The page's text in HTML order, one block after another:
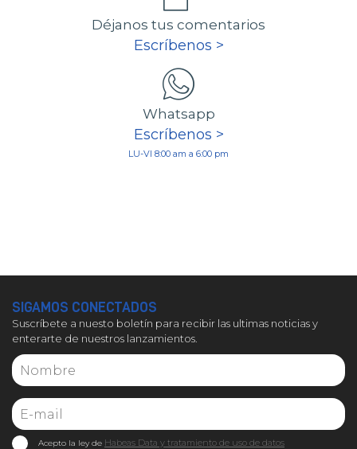
Déjanos tus comentarios
Escríbenos >
Whatsapp
Escríbenos >
LU-VI 8:00 am a 6:00 pm
SIGAMOS CONECTADOS
Suscríbete a nuesto boletín para recibir las ultimas noticias y
enterarte de nuestros lanzamientos.
Acepto la ley de Habeas Data y tratamiento de uso de datos